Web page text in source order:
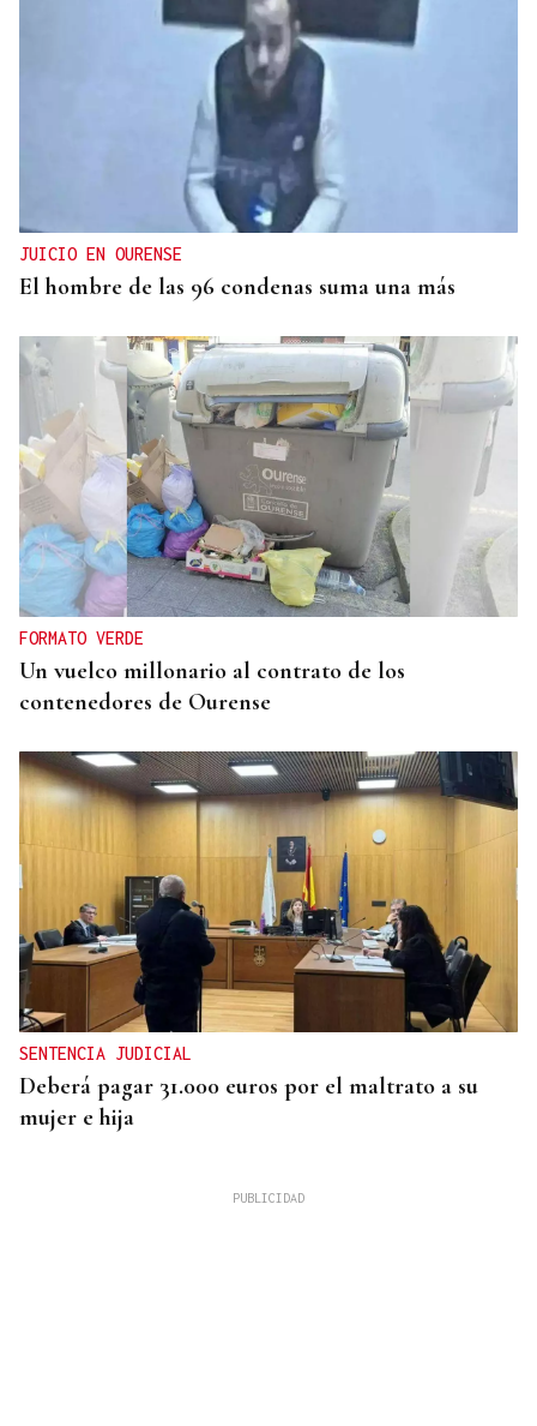
La cosecha de Monterrei 2025 es calificada como
JUICIO EN OURENSE
El hombre de las 96 condenas suma una más
FORMATO VERDE
Un vuelco millonario al contrato de los
contenedores de Ourense
SENTENCIA JUDICIAL
Deberá pagar 31.000 euros por el maltrato a su
mujer e hija